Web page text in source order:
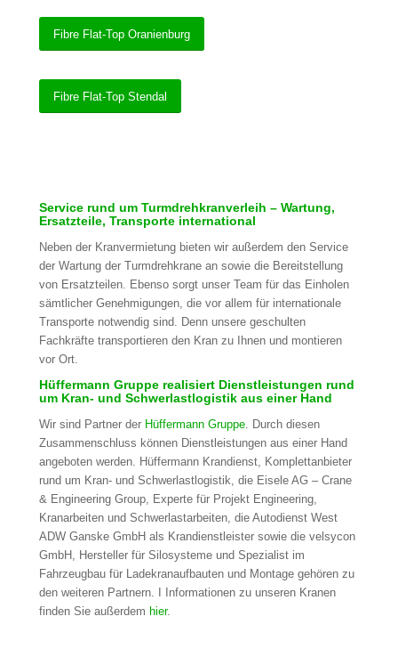
Fibre Flat-Top Oranienburg
Fibre Flat-Top Stendal
Service rund um Turmdrehkranverleih – Wartung,
Ersatzteile, Transporte international
Neben der Kranvermietung bieten wir außerdem den Service
der Wartung der Turmdrehkrane an sowie die Bereitstellung
von Ersatzteilen. Ebenso sorgt unser Team für das Einholen
sämtlicher Genehmigungen, die vor allem für internationale
Transporte notwendig sind. Denn unsere geschulten
Fachkräfte transportieren den Kran zu Ihnen und montieren
vor Ort.
Hüffermann Gruppe realisiert Dienstleistungen rund
um Kran- und Schwerlastlogistik aus einer Hand
Wir sind Partner der Hüffermann Gruppe. Durch diesen
Zusammenschluss können Dienstleistungen aus einer Hand
angeboten werden. Hüffermann Krandienst, Komplettanbieter
rund um Kran- und Schwerlastlogistik, die Eisele AG – Crane
& Engineering Group, Experte für Projekt Engineering,
Kranarbeiten und Schwerlastarbeiten, die Autodienst West
ADW Ganske GmbH als Krandienstleister sowie die velsycon
GmbH, Hersteller für Silosysteme und Spezialist im
Fahrzeugbau für Ladekranaufbauten und Montage gehören zu
den weiteren Partnern. I Informationen zu unseren Kranen
finden Sie außerdem hier.